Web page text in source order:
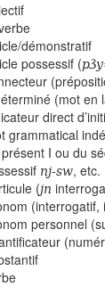
démonstratif
possessif (
(mot en
direct
grammatical
I ou du
nj-sw, etc.
(jn
(interrogatif,
personnel